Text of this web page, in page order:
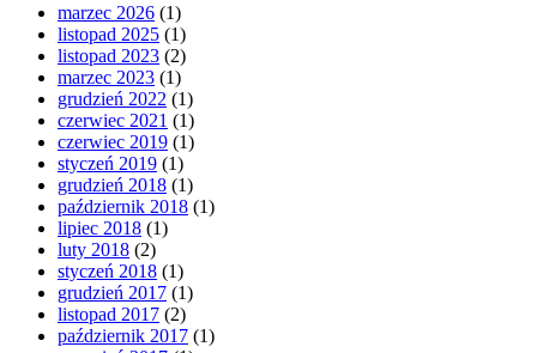
marzec 2026 (1)
listopad 2025 (1)
listopad 2023 (2)
marzec 2023 (1)
grudzień 2022 (1)
czerwiec 2021 (1)
czerwiec 2019 (1)
styczeń 2019 (1)
grudzień 2018 (1)
październik 2018 (1)
lipiec 2018 (1)
luty 2018 (2)
styczeń 2018 (1)
grudzień 2017 (1)
listopad 2017 (2)
październik 2017 (1)